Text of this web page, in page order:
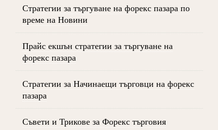
Стратегии за търгуване на форекс пазара по
време на Новини
Прайс екшън стратегии за търгуване на
форекс пазара
Стратегии за Начинаещи търговци на форекс
пазара
Съвети и Трикове за Форекс търговия